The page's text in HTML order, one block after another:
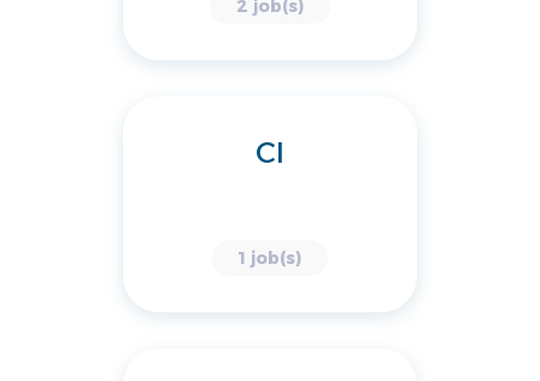
2 job(s)
CI
1 job(s)